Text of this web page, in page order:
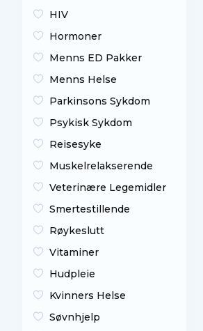
HIV
Hormoner
Menns ED Pakker
Menns Helse
Parkinsons Sykdom
Psykisk Sykdom
Reisesyke
Muskelrelakserende
Veterinære Legemidler
Smertestillende
Røykeslutt
Vitaminer
Hudpleie
Kvinners Helse
Søvnhjelp